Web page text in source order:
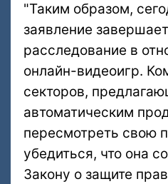
"Таким образом,
заявление
расследование в
онлайн-видеоигр.
секторов,
автоматическим
пересмотреть свою
убедиться, что она
Закону о защите